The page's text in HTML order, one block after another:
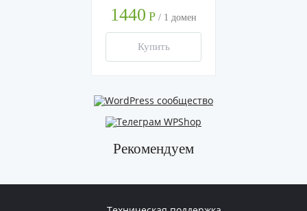
1440 Р / 1 домен
Купить
Рекомендуем